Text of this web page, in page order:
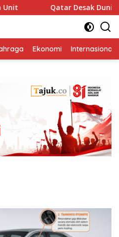
Qatar Desak Dunia
Ekonomi Internasional